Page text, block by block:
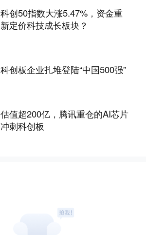
科创50指数大涨5.47%，资金重
新定价科技成长板块？
科创板企业扎堆登陆“中国500强”
估值超200亿，腾讯重仓的AI芯片
冲刺科创板